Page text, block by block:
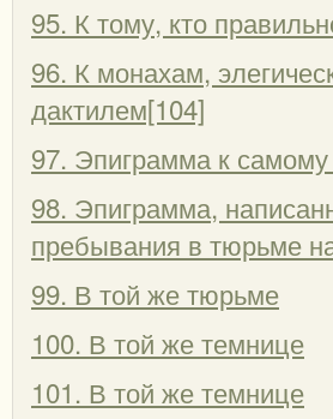
95. К тому, кто
96. К монахам,
дактилем[104]
97. Эпиграмма к
98. Эпиграмма,
пребывания в тюрьме
99. В той же тюрьме
100. В той же темнице
101. В той же темнице